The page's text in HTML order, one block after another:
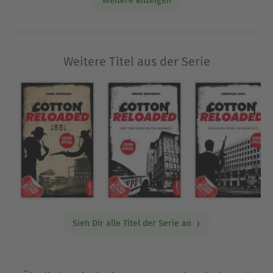
Studios in Sicherheit zu bringen. Doch der
COTTON RELOADED ist das Remake der
in abgeschlossenen Folgen als E-Book und Audio-
Download. Nächste Folge: "Wüste der Vergeltung"
von Peter Mennigen.
Ausblenden
Weitere Titel aus der Serie
Sieh Dir alle Titel der Serie an